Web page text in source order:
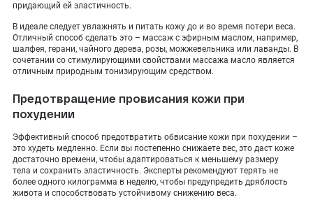
придающий ей эластичность.
В идеале следует увлажнять и питать кожу до и во время потери веса.
Отличный способ сделать это – массаж с эфирным маслом, например,
шалфея, герани, чайного дерева, розы, можжевельника или лаванды. В
сочетании со стимулирующими свойствами массажа масло является
отличным природным тонизирующим средством.
Предотвращение провисания кожи при
похудении
Эффективный способ предотвратить обвисание кожи при похудении –
это худеть медленно. Если вы постепенно снижаете вес, это даст коже
достаточно времени, чтобы адаптироваться к меньшему размеру
тела и сохранить эластичность. Эксперты рекомендуют терять не
более одного килограмма в неделю, чтобы предупредить дряблость
живота и способствовать устойчивому снижению веса.